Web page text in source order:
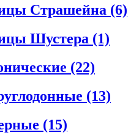
Страшейна (6)
Шустера (1)
(22)
(13)
(15)